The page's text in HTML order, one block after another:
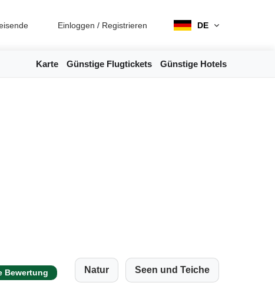
Einloggen / Registrieren DE
Karte Günstige Flugtickets Günstige Hotels
Bewertung Natur Seen und Teiche